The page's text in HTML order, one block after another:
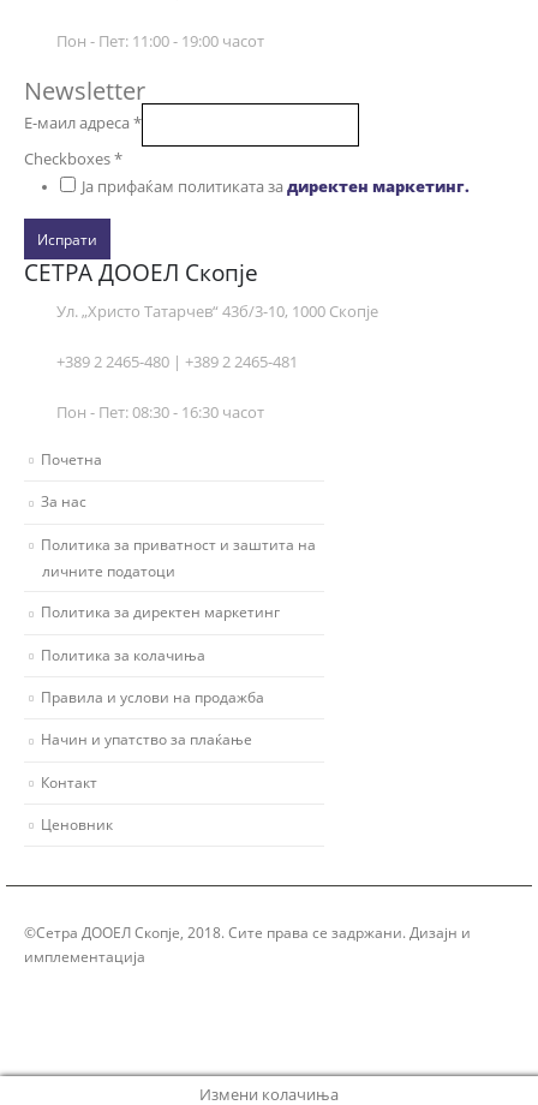
Пон - Пет: 11:00 - 19:00 часот
Newsletter
Е-маил адреса*
Checkboxes*
Ја прифаќам политиката задиректен маркетинг.
Испрати
СЕТРА ДООЕЛ Скопје
Ул. „Христо Татарчев“ 43б/3-10, 1000 Скопје
+389 2 2465-480 | +389 2 2465-481
Пон - Пет: 08:30 - 16:30 часот
Почетна
За нас
Политика за приватност и заштита на
личните податоци
Политика за директен маркетинг
Политика за колачиња
Правила и услови на продажба
Начин и упатство за плаќање
Контакт
Ценовник
©Сетра ДООЕЛ Скопје, 2018. Сите права се задржани. Дизајн и
имплементација
Измени колачиња